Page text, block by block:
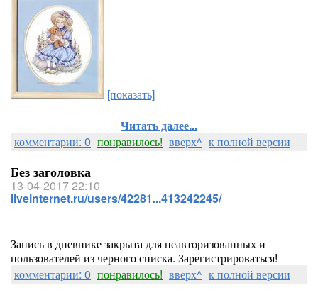
[показать]
Читать далее...
комментарии: 0 понравилось! вверх^ к полной версии
Без заголовка
13-04-2017 22:10
liveinternet.ru/users/42281...413242245/
Запись в дневнике закрыта для неавторизованных и
пользователей из черного списка. Зарегистрироваться!
комментарии: 0 понравилось! вверх^ к полной версии